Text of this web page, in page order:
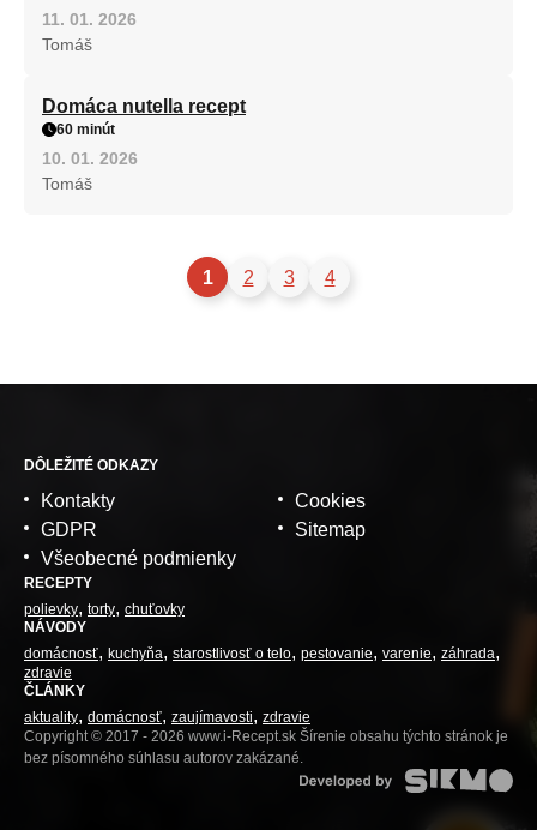
11. 01. 2026
Tomáš
Domáca nutella recept
60 minút
10. 01. 2026
Tomáš
1 2 3 4
DÔLEŽITÉ ODKAZY
Kontakty
GDPR
Všeobecné podmienky
Cookies
Sitemap
RECEPTY
polievky torty chuťovky
NÁVODY
domácnosť
kuchyňa starostlivosť o telo pestovanie varenie
záhrada
zdravie
ČLÁNKY
aktuality domácnosť zaujímavosti
zdravie
Copyright © 2017 - 2026 www.i-Recept.sk Šírenie obsahu týchto stránok je
bez písomného súhlasu autorov zakázané.